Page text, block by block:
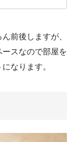
前後しますが、
スなので部屋を
なります。